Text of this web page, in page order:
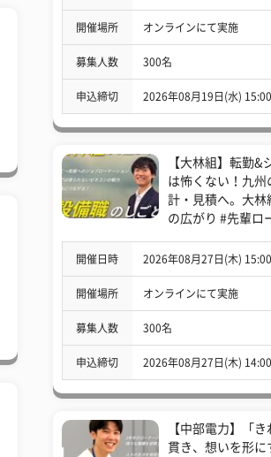
開催場所 オンラインにて実施
募集人数 300名
申込締切 2026年08月19日(水) 15:00
【大林組】転勤&
は怖くない！九州
計・見積へ。大林
の広がり #先輩ロ
開催日時 2026年08月27日(木)
開催場所 オンラインにて実施
募集人数 300名
申込締切 2026年08月27日(木) 14:00
【中部電力】「
貫き、想いを形に